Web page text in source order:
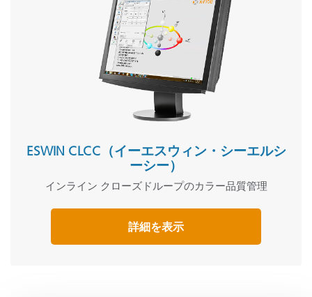
ESWIN CLCC（イーエスウィン・シーエルシ
ーシー）
インライン クローズドループのカラー品質管理
詳細を表示